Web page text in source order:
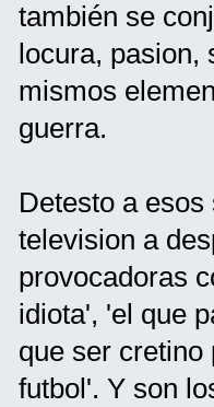
también se
locura, pasion,
mismos
guerra.
Detesto a
television a
provocadoras
idiota', 'el que
que ser cretino
futbol'. Y son